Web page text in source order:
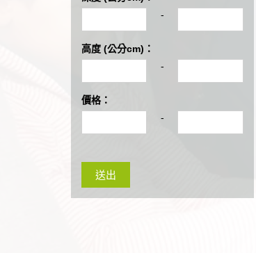
-
高度 (公分cm)：
-
價格：
-
送出